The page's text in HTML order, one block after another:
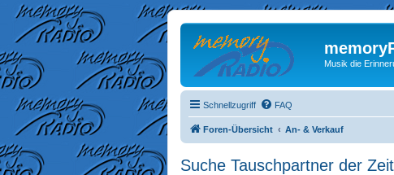
Musik die
Schnellzugriff FAQ
Foren-Übersicht An- & Verkauf
Suche Tauschpartner der